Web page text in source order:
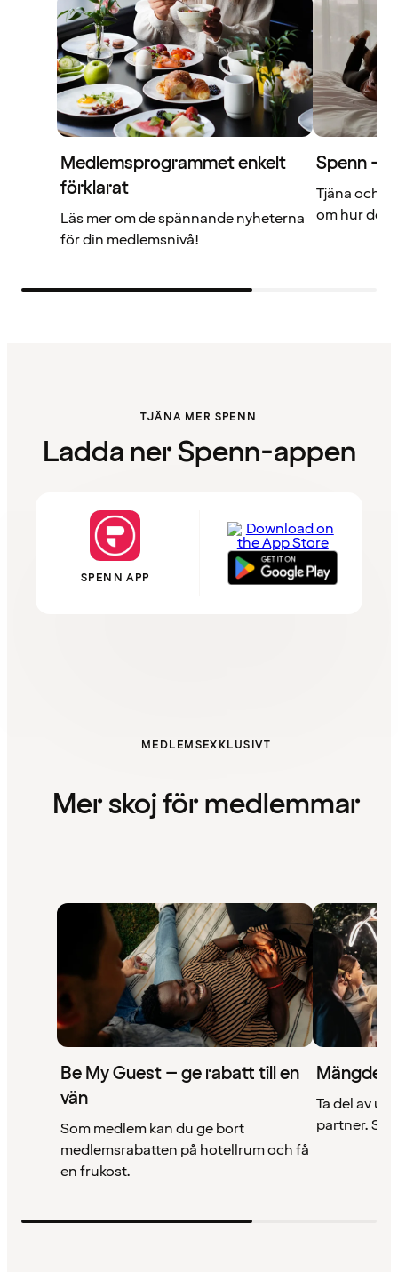
Medlemsprogrammet enkelt
förklarat
Läs mer om de spännande nyheterna
för din medlemsnivå!
Spenn –
Tjäna och
om hur det
TJÄNA MER SPENN
Ladda ner Spenn-appen
SPENN APP
MEDLEMSEXKLUSIVT
Mer skoj för medlemmar
Be My Guest – ge rabatt till en
vän
Som medlem kan du ge bort
medlemsrabatten på hotellrum och få
en frukost.
Mängder
Ta del av
partner. Se